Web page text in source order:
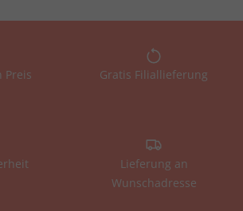
Preis Gratis Filiallieferung
Lieferung an
Wunschadresse